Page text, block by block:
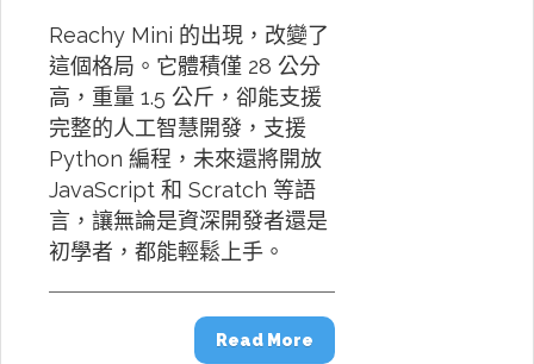
Reachy Mini 的出現，改變了
這個格局。它體積僅 28 公分
高，重量 1.5 公斤，卻能支援
完整的人工智慧開發，支援
Python 編程，未來還將開放
JavaScript 和 Scratch 等語
言，讓無論是資深開發者還是
初學者，都能輕鬆上手。
Read More